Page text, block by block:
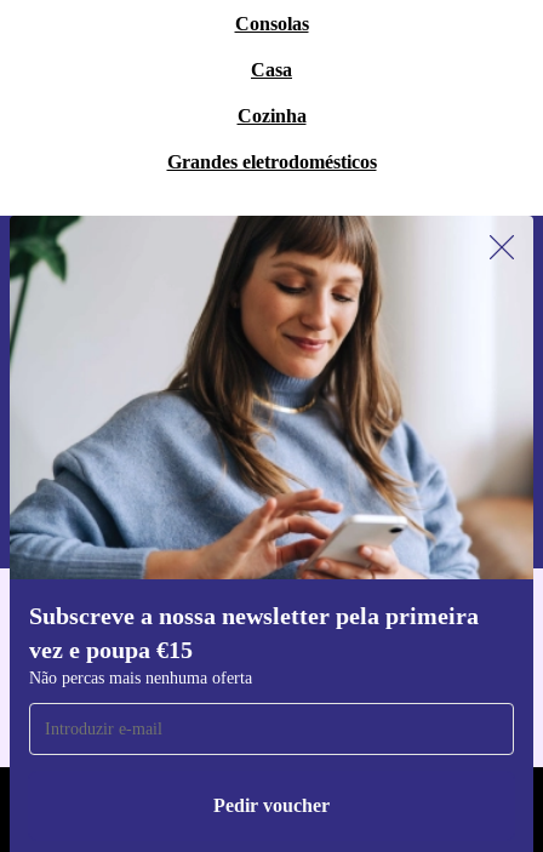
Consolas
Casa
Cozinha
Grandes eletrodomésticos
Subscreve a nossa newsletter pela primeira
vez e poupa €15
Não percas mais nenhuma oferta
Pedir voucher
Subscreve a nossa newsletter pela
primeira vez e poupa 15€!
Não percas mais nenhuma oferta.
Pedir voucher
Informações sobre o uso de dados pessoais podem ser encontrados na
nossa
Política de Privacidade.
Faz o download da app refurbed
Para iOS e Android
REFURBED PORTUGAL - RETHINK NEW.